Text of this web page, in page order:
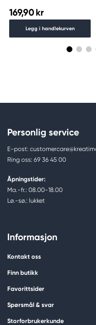
169,90 kr
Legg i handlekurven
Personlig service
E-post:
Ring oss: 69 36 45 00
Åpningstider:
Ma.-fr.: 08.00-18.00
Lø.-sø.: lukket
Informasjon
Kontakt oss
Finn butikk
Favorittsider
Spørsmål & svar
Storforbrukerkunde